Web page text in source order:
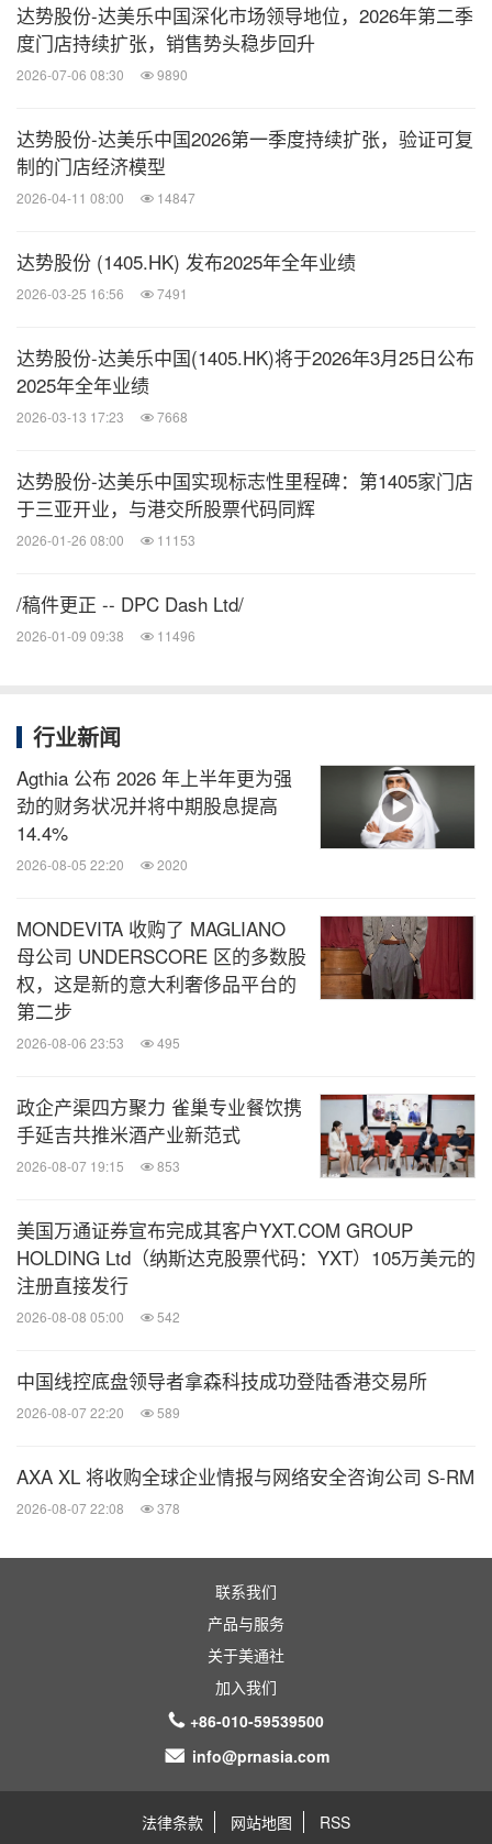
12月31日 6月30日
同店销售增长 (%)
单店日均销售额（人民币） 12,580 13,515 13,126
近期发展
2024年5月30日，公司荣获第十五届虎啸奖年度品牌
数字化大奖（食品餐饮类），体现了公司将数字化解
决方案作为核心战略的成果。
2024年6月25日，公司被2024中国数字化创新博览会
（CDIE）评为中国数字化企业TOP20，该荣誉表彰
2024年7月8日，公司荣获2024年中国融资大奖"2023
年度最佳IPO奖"，证明了其为股东创造价值的承诺与
执行力。
恒生综合指数。2024年9月9日，公司被正式纳入沪
港通及深港通标的证券名单。
2024年11月15日，公司在中国大陆的第1,000家门店
实"走深走广"战略方面取得了又一重要里程碑。
2024年12月17日，公司荣获2024年度"中国食品健康
分体现了对达美乐中国在食品安全、质量和卓越服务
方面不懈努力的高度认可。
& Sullivan）的市场调查，以2024年比萨销售额计排
名，达美乐比萨在中国成为第二大比萨品牌。
截至2024年12月31日，按门店数量计算，中国大陆
市场位列达美乐比萨的第三大国际市场。
在截至2024年12月31日的12个月内，公司新进驻10
个城市，其中包括沈阳、重庆、郑州和南宁。在2025
年1月的新年和春节前，公司进驻包括南昌在内的另
2025年1月14日，公司被美世咨询（Mercer）评选为
2024年最佳雇主，这是公司连续第三年获得这一奖
达势股份-达美乐中国深化市场领导地位，2026年第二季
度门店持续扩张，销售势头稳步回升
2026-07-06 08:30 9890
达势股份-达美乐中国2026第一季度持续扩张，验证可复
制的门店经济模型
2026-04-11 08:00 14847
达势股份 (1405.HK) 发布2025年全年业绩
2026-03-25 16:56 7491
达势股份-达美乐中国(1405.HK)将于2026年3月25日公布
2025年全年业绩
2026-03-13 17:23 7668
达势股份-达美乐中国实现标志性里程碑：第1405家门店
于三亚开业，与港交所股票代码同辉
2026-01-26 08:00 11153
/稿件更正 -- DPC Dash Ltd/
2026-01-09 09:38 11496
行业新闻
Agthia 公布 2026 年上半年更为强
劲的财务状况并将中期股息提高
14.4%
2026-08-05 22:20 2020
MONDEVITA 收购了 MAGLIANO
母公司 UNDERSCORE 区的多数股
权，这是新的意大利奢侈品平台的
第二步
2026-08-06 23:53 495
政企产渠四方聚力 雀巢专业餐饮携
手延吉共推米酒产业新范式
2026-08-07 19:15 853
美国万通证券宣布完成其客户YXT.COM GROUP
HOLDING Ltd（纳斯达克股票代码：YXT）105万美元的
注册直接发行
2026-08-08 05:00 542
中国线控底盘领导者拿森科技成功登陆香港交易所
2026-08-07 22:20 589
AXA XL 将收购全球企业情报与网络安全咨询公司 S-RM
2026-08-07 22:08 378
联系我们
产品与服务
关于美通社
加入我们
+86-010-59539500
info@prnasia.com
法律条款 网站地图 RSS